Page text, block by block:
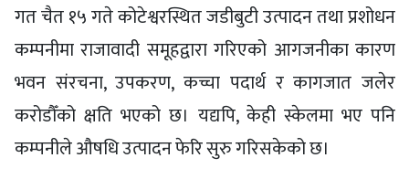
गत चैत १५ गते कोटेश्वरस्थित जडीबुटी उत्पादन तथा प्रशोधन
कम्पनीमा राजावादी समूहद्वारा गरिएको आगजनीका कारण
भवन संरचना, उपकरण, कच्चा पदार्थ र कागजात जलेर
करोडौँको क्षति भएको छ। यद्यपि, केही स्केलमा भए पनि
कम्पनीले औषधि उत्पादन फेरि सुरु गरिसकेको छ।